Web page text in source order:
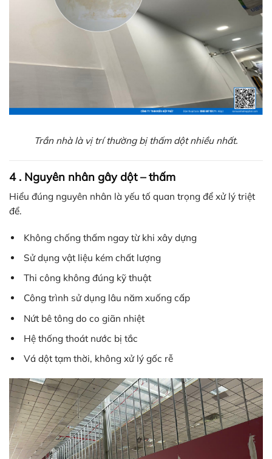
Trần nhà là vị trí thường bị thấm dột nhiều nhất.
4 . Nguyên nhân gây dột – thấm
Hiểu đúng nguyên nhân là yếu tố quan trọng để xử lý triệt
để.
Không chống thấm ngay từ khi xây dựng
Sử dụng vật liệu kém chất lượng
Thi công không đúng kỹ thuật
Công trình sử dụng lâu năm xuống cấp
Nứt bê tông do co giãn nhiệt
Hệ thống thoát nước bị tắc
Vá dột tạm thời, không xử lý gốc rễ